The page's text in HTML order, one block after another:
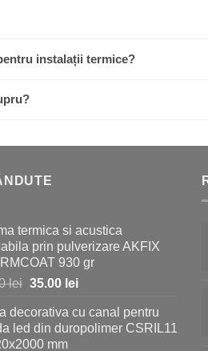
instalații termice?
termica si acustica
prin pulverizare AKFIX
930 gr
lei Prețul
a
fost:
35.00 leiPrețul
este:
35.00 lei.
decorativa cu canal pentru
led din duropolimer CSRIL11
mm